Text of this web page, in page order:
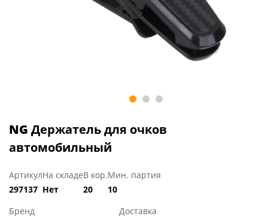
NG Держатель для очков
автомобильный
Артикул
297137
На складе
Нет
В кор.
20
Мин. партия
10
Бренд
Доставка